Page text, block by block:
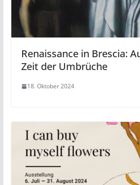
Renaissance in Brescia:
Zeit der Umbrüche
18. Oktober 2024